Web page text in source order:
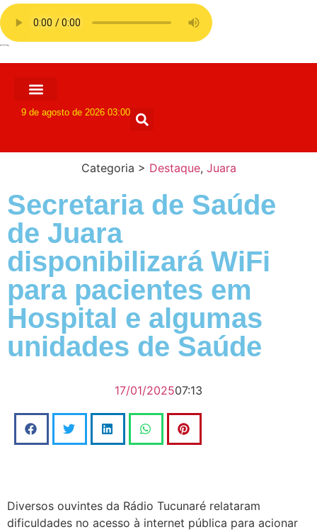
9 de agosto de 2026 03:00
Categoria > Destaque, Juara
Secretaria de Saúde
de Juara
disponibilizará WiFi
para pacientes em
Hospital e algumas
unidades de Saúde
17/01/202507:13
Diversos ouvintes da Rádio Tucunaré relataram
dificuldades no acesso à internet pública para acionar